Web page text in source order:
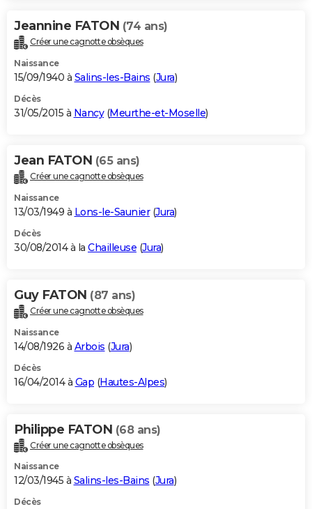
Jeannine FATON (74 ans)
Créer une cagnotte obsèques
Naissance
15/09/1940 à Salins-les-Bains (Jura)
Décès
31/05/2015 à Nancy(Meurthe-et-Moselle)
Jean FATON (65 ans)
Créer une cagnotte obsèques
Naissance
13/03/1949 à Lons-le-Saunier(Jura)
Décès
30/08/2014 à la Chailleuse (Jura)
Guy FATON (87 ans)
Créer une cagnotte obsèques
Naissance
14/08/1926 à Arbois (Jura)
Décès
16/04/2014 à Gap (Hautes-Alpes)
Philippe FATON (68 ans)
Créer une cagnotte obsèques
Naissance
12/03/1945 à Salins-les-Bains (Jura)
Décès